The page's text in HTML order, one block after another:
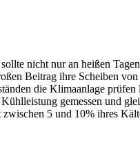
nicht nur an heißen
Beitrag ihre Scheiben
die Klimaanlage
gemessen und
5 und 10% ihres